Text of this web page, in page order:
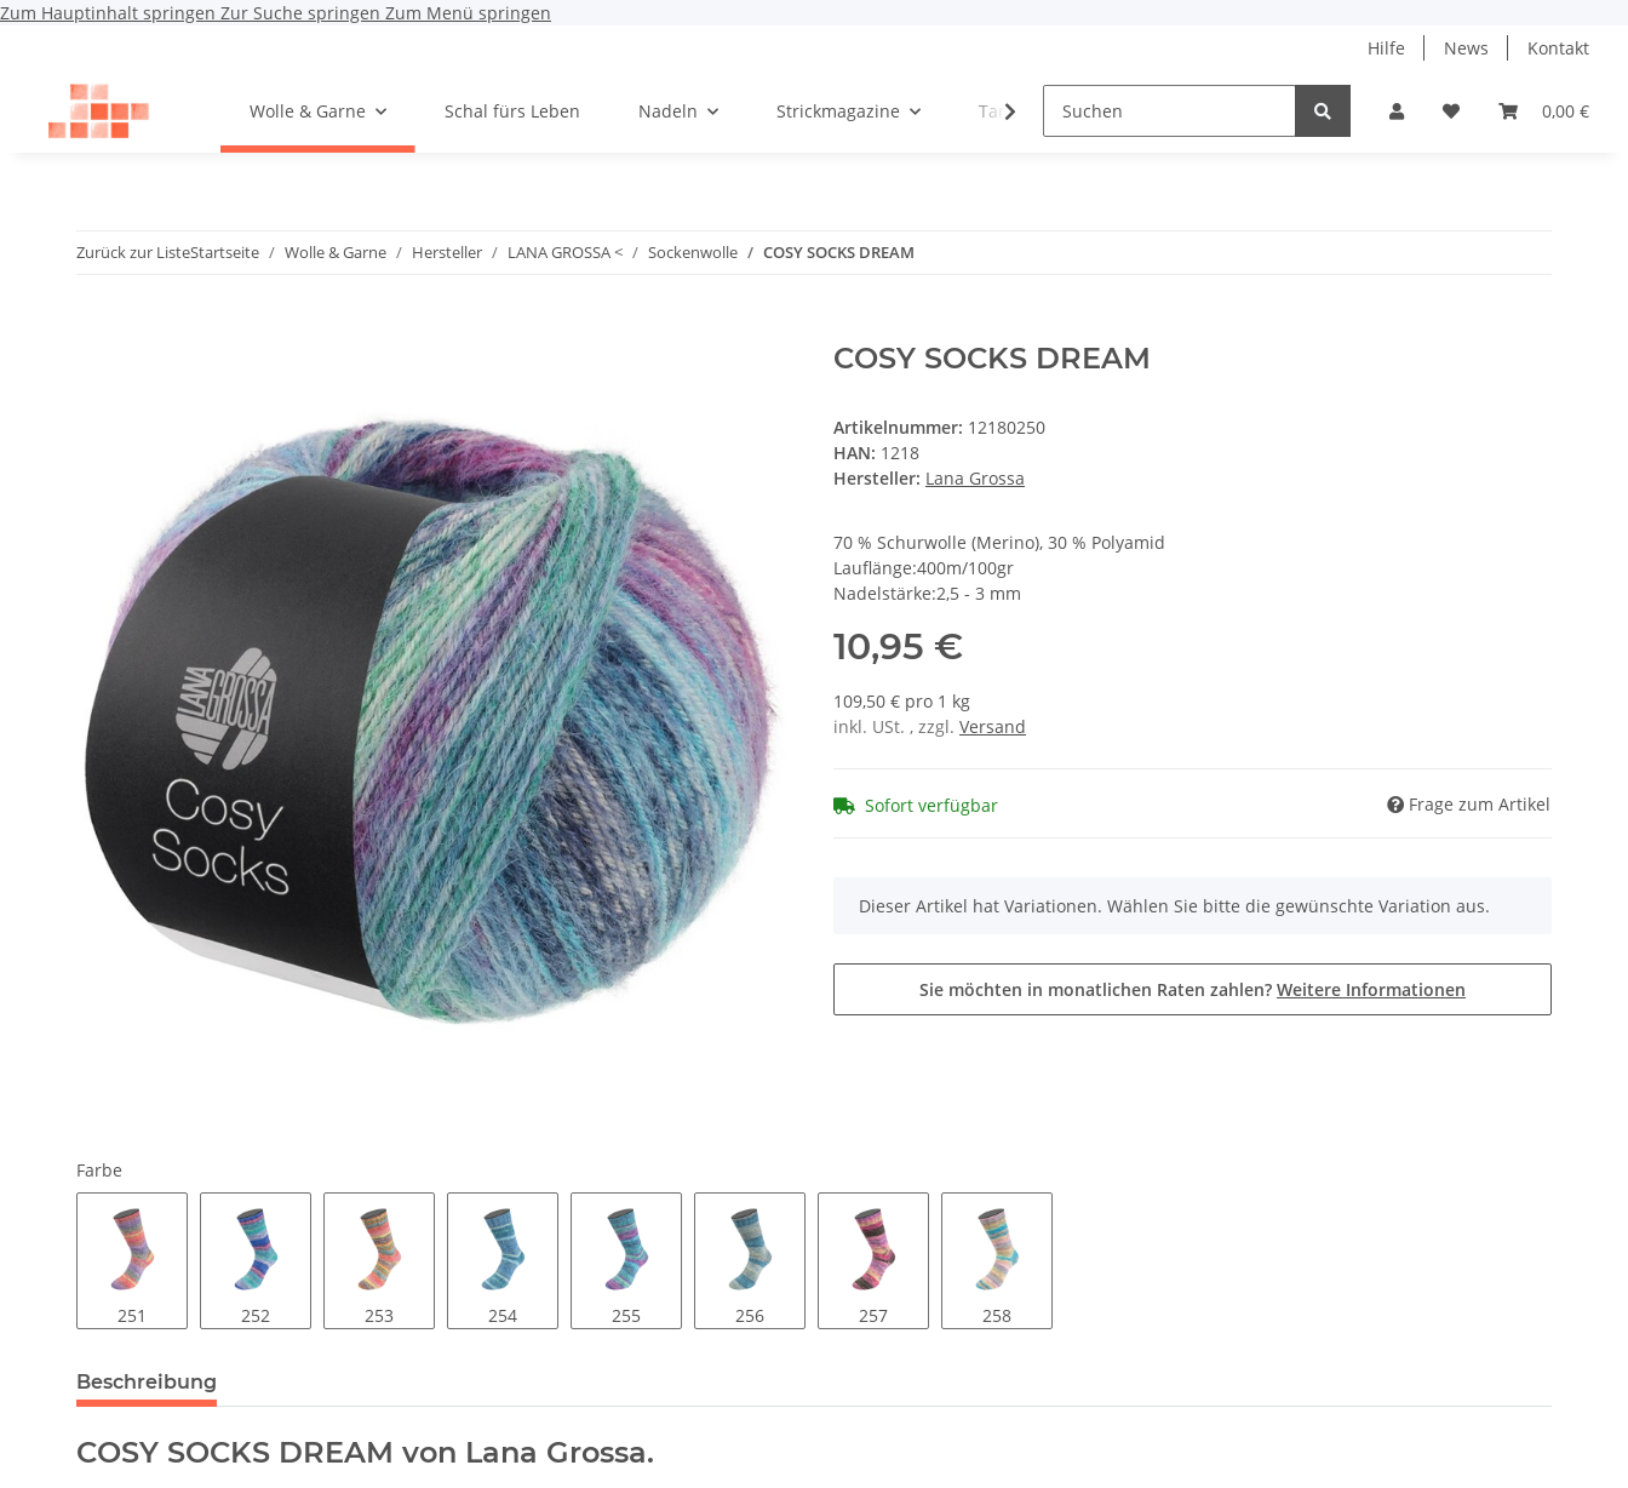
Zum Hauptinhalt springen Zur Suche springen Zum Menü springen
Hilfe
News Kontakt
0,00 €
Wolle & Garne Schal fürs Leben Nadeln Strickmagazine Tanja Steinbach
Zurück zur ListeStartseite Wolle & Garne Hersteller LANA GROSSA < Sockenwolle COSY SOCKS DREAM
COSY SOCKS DREAM
Artikelnummer: 12180250
HAN: 1218
Hersteller: Lana Grossa
70 % Schurwolle (Merino), 30 % Polyamid
Lauflänge:400m/100gr
Nadelstärke:2,5 - 3 mm
10,95 €
109,50 € pro 1 kg
inkl. USt. , zzgl. Versand
Sofort verfügbar Frage zum Artikel
x
Dieser Artikel hat Variationen. Wählen Sie bitte die gewünschte Variation aus.
Sie möchten in monatlichen Raten zahlen? Weitere Informationen
Farbe
251 252 253 254 255 256 257 258
Beschreibung
COSY SOCKS DREAM von Lana Grossa.